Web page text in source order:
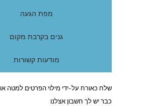
מפת הגעה
גנים בקרבת מקום
מודעות קשורות
שלח כאורח על-ידי מילוי הפרטים למטה או
כבר יש לך חשבון אצלנו